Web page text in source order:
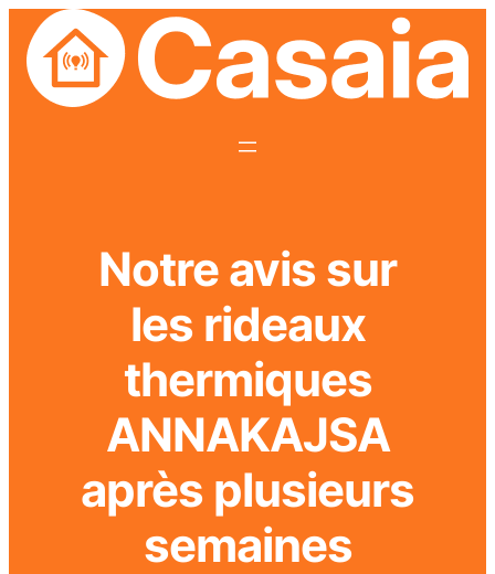
Notre avis sur
les rideaux
thermiques
ANNAKAJSA
après plusieurs
semaines